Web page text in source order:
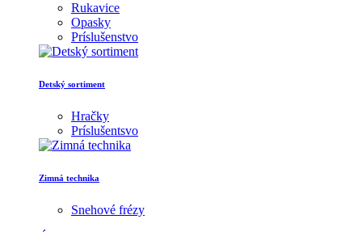
Rukavice
Opasky
Príslušenstvo
Detský sortiment
Hračky
Príslušentsvo
Zimná technika
Snehové frézy